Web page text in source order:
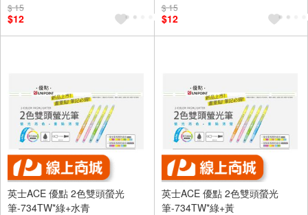
$ 15
$12
$ 15
$12
英士ACE 優點 2色雙頭螢光
筆-734TW*綠+水青
英士ACE 優點 2色雙頭螢光
筆-734TW*綠+黃